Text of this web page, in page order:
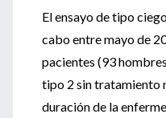
El ensayo de tipo
cabo entre mayo de
pacientes (93
tipo 2 sin tratamiento
duración de la